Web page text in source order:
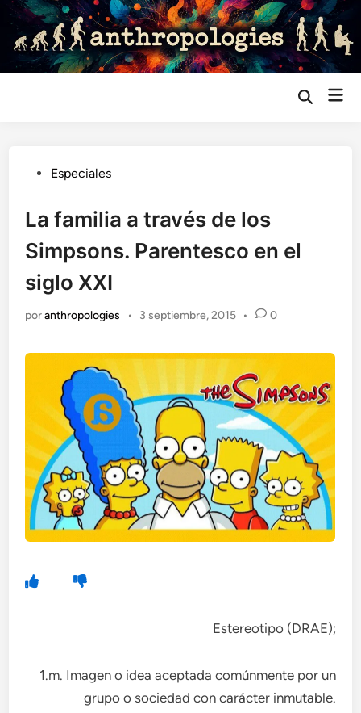
Saltar
contenido
Abrir
Publicado
Especiales
La familia a través de los
Simpsons. Parentesco en el
siglo XXI
poranthropologies • 3 septiembre, 2015 • 0
Estereotipo (DRAE);
1.m. Imagen o idea aceptada comúnmente por un
grupo o sociedad con carácter inmutable.